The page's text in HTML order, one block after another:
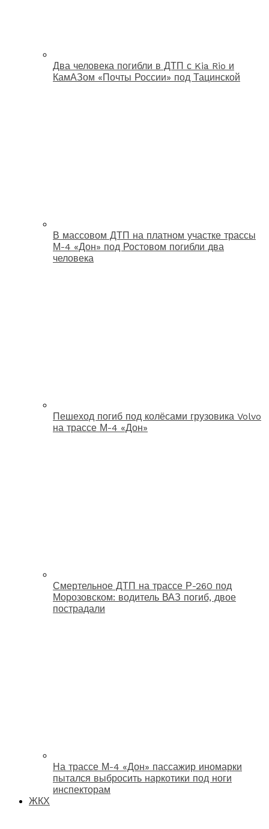
Два человека погибли в ДТП с Kia Rio и
КамАЗом «Почты России» под Тацинской
В массовом ДТП на платном участке трассы
М-4 «Дон» под Ростовом погибли два
человека
Пешеход погиб под колёсами грузовика Volvo
на трассе М-4 «Дон»
Смертельное ДТП на трассе Р-260 под
Морозовском: водитель ВАЗ погиб, двое
пострадали
На трассе М-4 «Дон» пассажир иномарки
пытался выбросить наркотики под ноги
инспекторам
ЖКХ